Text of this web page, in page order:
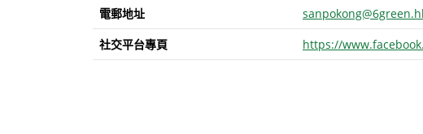
電郵地址
社交平台專頁
https://